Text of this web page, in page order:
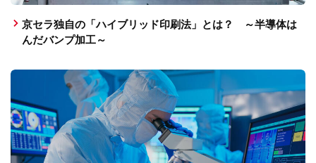
京セラ独自の「ハイブリッド印刷法」とは？ ～半導体は
んだバンプ加工～